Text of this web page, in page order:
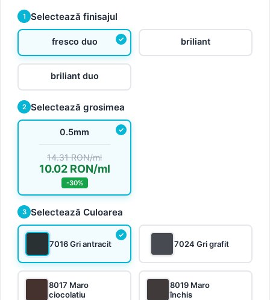
1 Selectează finisajul
fresco duo briliant
briliant duo
2 Selectează grosimea
0.5mm
14.31 RON/ml
10.02 RON/ml
-30%
3 Selectează Culoarea
7016 Gri antracit 7024 Gri grafit
8017 Maro
ciocolatiu
8019 Maro
închis